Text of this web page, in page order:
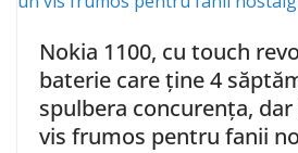
Nokia 1100, cu touch
baterie care ține 4
spulbera concurența,
vis frumos pentru fanii